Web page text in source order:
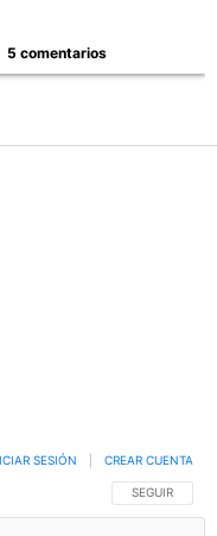
5 comentarios
SIGA ESTA
SEGUIR
SESIÓN CREAR CUENTA